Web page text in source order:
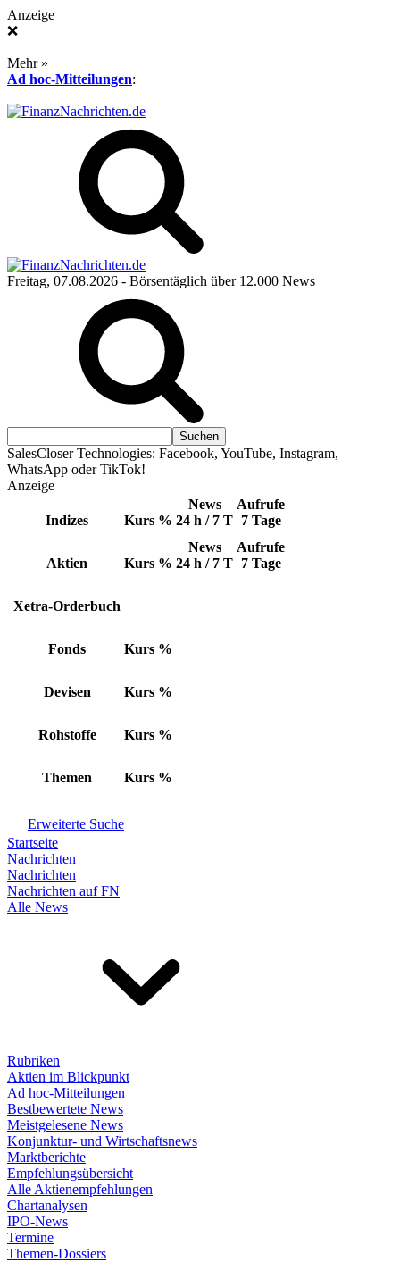
Anzeige
❌
Mehr »
Ad hoc-Mitteilungen:
Freitag, 07.08.2026 - Börsentäglich über 12.000 News
SalesCloser Technologies: Facebook, YouTube, Instagram,
WhatsApp oder TikTok!
Anzeige
Indizes Kurs %
News
24 h / 7 T
Aufrufe
7 Tage
Aktien Kurs %
News
24 h / 7 T
Aufrufe
7 Tage
Xetra-Orderbuch
Fonds Kurs %
Devisen Kurs %
Rohstoffe Kurs %
Themen Kurs %
Erweiterte Suche
Startseite
Nachrichten
Nachrichten
Nachrichten auf FN
Alle News
Rubriken
Aktien im Blickpunkt
Ad hoc-Mitteilungen
Bestbewertete News
Meistgelesene News
Konjunktur- und Wirtschaftsnews
Marktberichte
Empfehlungsübersicht
Alle Aktienempfehlungen
Chartanalysen
IPO-News
Termine
Themen-Dossiers